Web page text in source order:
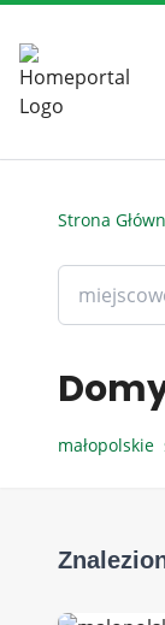
Strona
małopolskie